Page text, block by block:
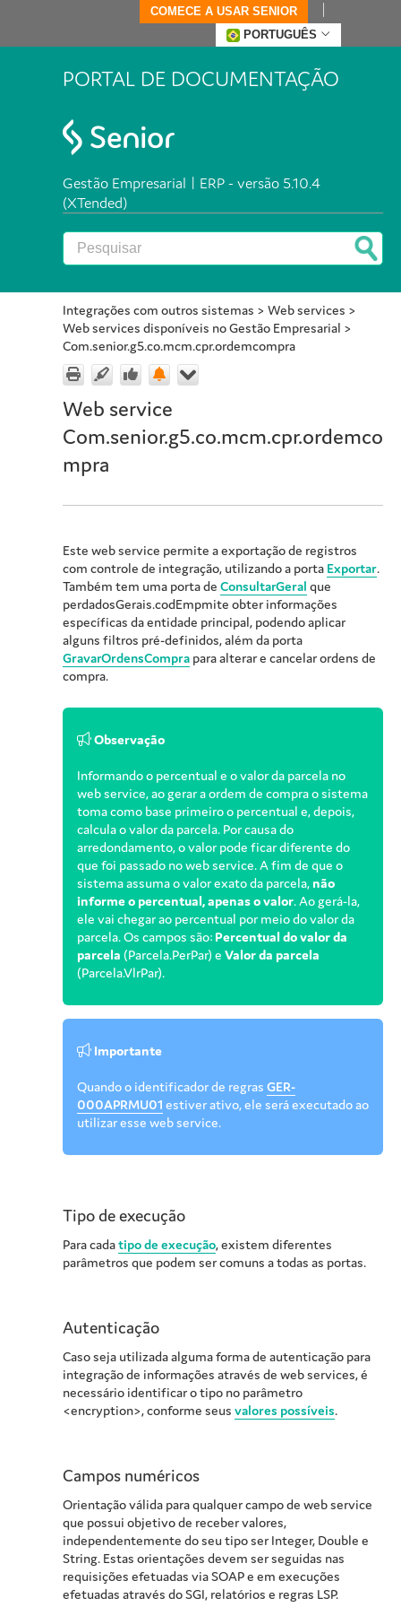
COMECE A USAR SENIOR
PORTUGUÊS
PORTAL DE DOCUMENTAÇÃO
Gestão Empresarial | ERP - versão 5.10.4
(XTended)
Integrações com outros sistemas > Web services >
Web services disponíveis no Gestão Empresarial >
Com.senior.g5.co.mcm.cpr.ordemcompra
Web service
Com.senior.g5.co.mcm.cpr.ordemco
mpra
Este web service permite a exportação de registros
com controle de integração, utilizando a porta Exportar.
Também tem uma porta de ConsultarGeral que
perdadosGerais.codEmpmite obter informações
específicas da entidade principal, podendo aplicar
alguns filtros pré-definidos, além da porta
GravarOrdensCompra para alterar e cancelar ordens de
compra.
Observação
Informando o percentual e o valor da parcela no
web service, ao gerar a ordem de compra o sistema
toma como base primeiro o percentual e, depois,
calcula o valor da parcela. Por causa do
arredondamento, o valor pode ficar diferente do
que foi passado no web service. A fim de que o
sistema assuma o valor exato da parcela, não
informe o percentual, apenas o valor. Ao gerá-la,
ele vai chegar ao percentual por meio do valor da
parcela. Os campos são: Percentual do valor da
parcela (Parcela.PerPar) e Valor da parcela
(Parcela.VlrPar).
Importante
Quando o identificador de regras GER-
000APRMU01 estiver ativo, ele será executado ao
utilizar esse web service.
Tipo de execução
Para cadatipo de execução, existem diferentes
parâmetros que podem ser comuns a todas as portas.
Autenticação
Caso seja utilizada alguma forma de autenticação para
integração de informações através de web services, é
necessário identificar o tipo no parâmetro
<encryption>, conforme seus valores possíveis.
Campos numéricos
Orientação válida para qualquer campo de web service
que possui objetivo de receber valores,
independentemente do seu tipo ser Integer, Double e
String. Estas orientações devem ser seguidas nas
requisições efetuadas via SOAP e em execuções
efetuadas através do SGI, relatórios e regras LSP.